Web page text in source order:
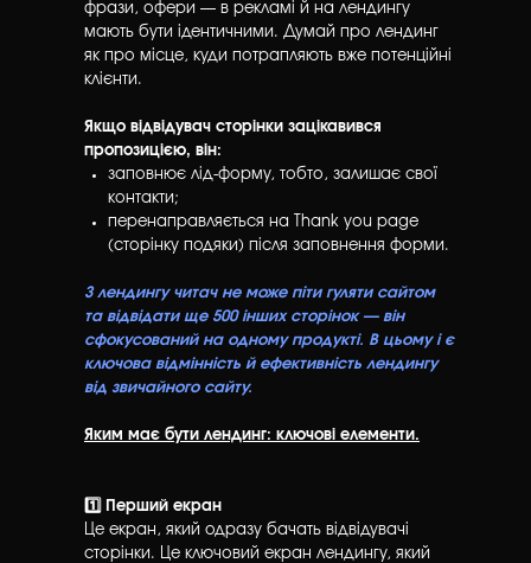
фрази, офери — в рекламі й на лендингу
мають бути ідентичними. Думай про лендинг
як про місце, куди потрапляють вже потенційні
клієнти.
Якщо відвідувач сторінки зацікавився
пропозицією, він:
заповнює лід-форму, тобто, залишає свої
контакти;
перенаправляється на Thank you page
(сторінку подяки) після заповнення форми.
З лендингу читач не може піти гуляти сайтом
та відвідати ще 500 інших сторінок — він
сфокусований на одному продукті. В цьому і є
ключова відмінність й ефективність лендингу
від звичайного сайту.
Яким має бути лендинг: ключові елементи.
1️⃣ Перший екран
Це екран, який одразу бачать відвідувачі
сторінки. Це ключовий екран лендингу, який